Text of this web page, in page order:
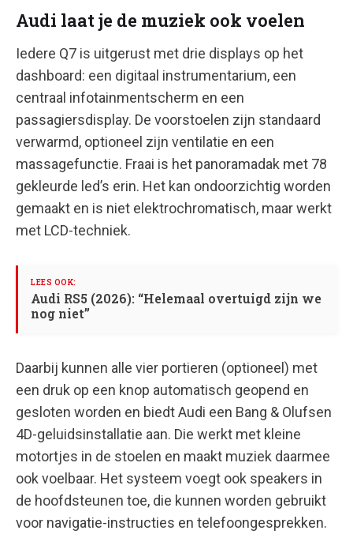
Audi laat je de muziek ook voelen
Iedere Q7 is uitgerust met drie displays op het
dashboard: een digitaal instrumentarium, een
centraal infotainmentscherm en een
passagiersdisplay. De voorstoelen zijn standaard
verwarmd, optioneel zijn ventilatie en een
massagefunctie. Fraai is het panoramadak met 78
gekleurde led’s erin. Het kan ondoorzichtig worden
gemaakt en is niet elektrochromatisch, maar werkt
met LCD-techniek.
Audi RS5 (2026): “Helemaal overtuigd zijn we
nog niet”
Daarbij kunnen alle vier portieren (optioneel) met
een druk op een knop automatisch geopend en
gesloten worden en biedt Audi een Bang & Olufsen
4D-geluidsinstallatie aan. Die werkt met kleine
motortjes in de stoelen en maakt muziek daarmee
ook voelbaar. Het systeem voegt ook speakers in
de hoofdsteunen toe, die kunnen worden gebruikt
voor navigatie-instructies en telefoongesprekken.